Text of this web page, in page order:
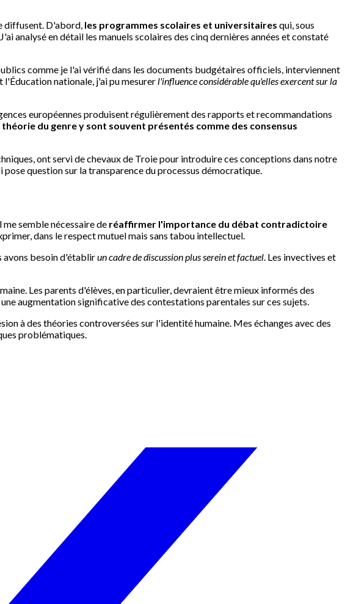
diffusent. D'abord, les programmes scolaires et universitaires qui, sous
en détail les manuels scolaires des cinq dernières années et constaté
comme je l'ai vérifié dans les documents budgétaires officiels, interviennent
l'Éducation nationale, j'ai pu mesurerl'influence considérable qu'elles exercent sur la
européennes produisent régulièrement des rapports et recommandations
théorie du genre y sont souvent présentés comme des consensus
ont servi de chevaux de Troie pour introduire ces conceptions dans notre
question sur la transparence du processus démocratique.
semble nécessaire de réaffirmer l'importance du débat contradictoire
dans le respect mutuel mais sans tabou intellectuel.
avons besoin d'établirun cadre de discussion plus serein et factuel. Les invectives et
Les parents d'élèves, en particulier, devraient être mieux informés des
augmentation significative des contestations parentales sur ces sujets.
à des théories controversées sur l'identité humaine. Mes échanges avec des
problématiques.